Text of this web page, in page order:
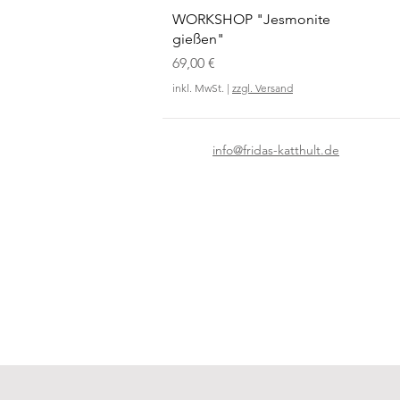
Schnellansicht
WORKSHOP "Jesmonite
gießen"
Preis
69,00 €
inkl. MwSt. | zzgl. Versand
info@fridas-katthult.de